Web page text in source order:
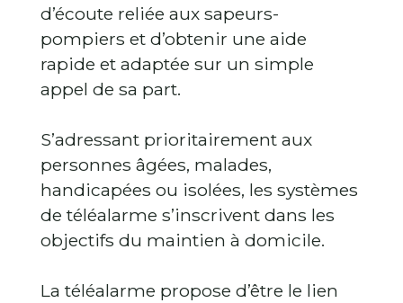
d’écoute reliée aux sapeurs-
pompiers et d’obtenir une aide
rapide et adaptée sur un simple
appel de sa part.
S’adressant prioritairement aux
personnes âgées, malades,
handicapées ou isolées, les systèmes
de téléalarme s’inscrivent dans les
objectifs du maintien à domicile.
La téléalarme propose d’être le lien